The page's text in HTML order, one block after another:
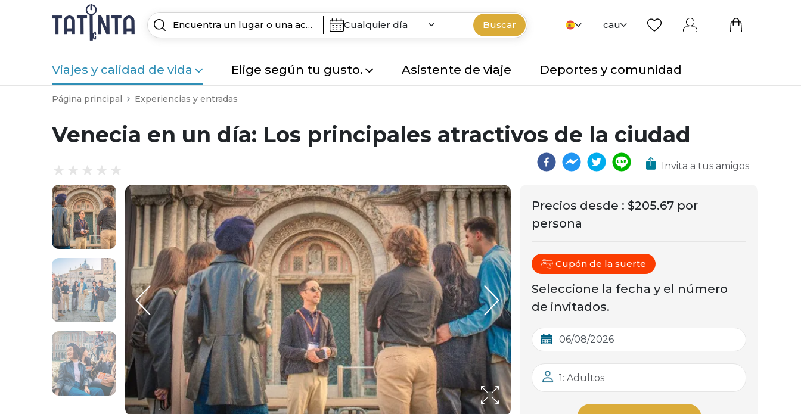
Cualquier día Buscar cau
Viajes y calidad de vida Elige según tu gusto. Asistente de viaje Deportes y comunidad
Página principal Experiencias y entradas
Venecia en un día: Los principales atractivos de la ciudad
Invita a tus amigos
Precios desde : $205.67 por
persona
Cupón de la suerte
Seleccione la fecha y el número
de invitados.
1: Adultos